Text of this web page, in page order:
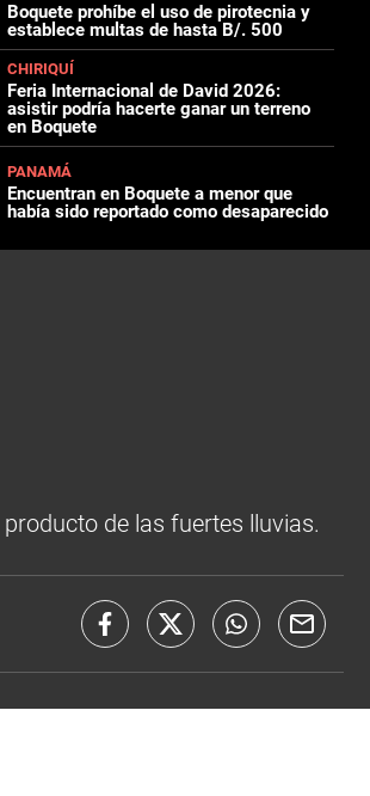
Boquete prohíbe el uso de pirotecnia y
establece multas de hasta B/. 500
CHIRIQUÍ
Feria Internacional de David 2026:
asistir podría hacerte ganar un terreno
en Boquete
PANAMÁ
Encuentran en Boquete a menor que
había sido reportado como desaparecido
de las fuertes lluvias.